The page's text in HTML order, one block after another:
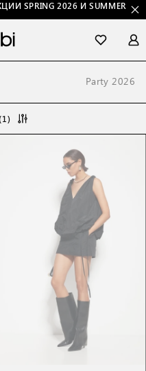
SPRING 2026 И SUMMER
Party 2026